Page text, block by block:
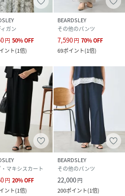
ガン
円 50%OFF
ント(1倍)
BEARDSLEY
その他のパンツ
7,590円 70%OFF
69ポイント(1倍)
マキシスカート
円 20%OFF
ント(1倍)
BEARDSLEY
その他のパンツ
22,000円
200ポイント(1倍)